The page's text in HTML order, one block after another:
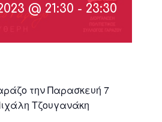
@ 21:30 - 23:30
την Παρασκευή 7
Τζουγανάκη